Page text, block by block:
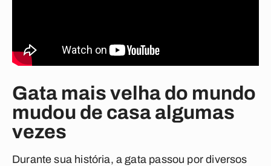
Gata mais velha do mundo
mudou de casa algumas
vezes
Durante sua história, a gata passou por diversos